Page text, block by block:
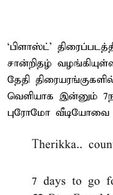
‘பிளாஸ்ட்’
சான்றிதழ்
தேதி
வெளியாக இன்னும்
புரோமோ வீடியோவை
Therikka..
7 days to go